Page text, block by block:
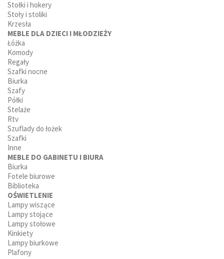
Stołki i hokery
Stoły i stoliki
Krzesła
MEBLE DLA DZIECI I MŁODZIEŻY
Łóżka
Komody
Regały
Szafki nocne
Biurka
Szafy
Półki
Stelaże
Rtv
Szuflady do łożek
Szafki
Inne
MEBLE DO GABINETU I BIURA
Biurka
Fotele biurowe
Biblioteka
OŚWIETLENIE
Lampy wiszące
Lampy stojące
Lampy stołowe
Kinkiety
Lampy biurkowe
Plafony